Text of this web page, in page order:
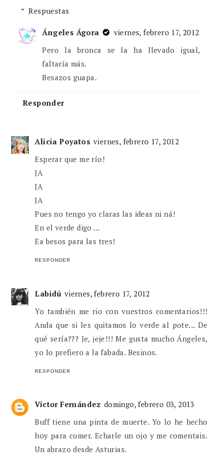
Respuestas
Ángeles Ágora
viernes, febrero 17, 2012
Pero la bronca se la ha llevado igual,
faltaría más.
Besazos guapa.
Responder
Alicia Poyatos viernes, febrero 17, 2012
Esperar que me río!
JA
JA
JA
Pues no tengo yo claras las ideas ni ná!
En el verde digo ...
Ea besos para las tres!
RESPONDER
Labidú viernes, febrero 17, 2012
Yo también me rio con vuestros comentarios!!!
Anda que si les quitamos lo verde al pote... De
qué sería??? Je, jeje!!! Me gusta mucho Ángeles,
yo lo prefiero a la fabada. Besinos.
RESPONDER
Víctor Fernández domingo, febrero 03, 2013
Buff tiene una pinta de muerte. Yo lo he hecho
hoy para comer. Echarle un ojo y me comentais.
Un abrazo desde Asturias.